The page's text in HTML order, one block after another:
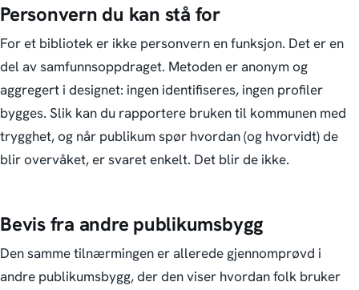
Personvern du kan stå for
For et bibliotek er ikke personvern en funksjon. Det er en
del av samfunnsoppdraget. Metoden er anonym og
aggregert i designet: ingen identifiseres, ingen profiler
bygges. Slik kan du rapportere bruken til kommunen med
trygghet, og når publikum spør hvordan (og hvorvidt) de
blir overvåket, er svaret enkelt. Det blir de ikke.
Bevis fra andre publikumsbygg
Den samme tilnærmingen er allerede gjennomprøvd i
andre publikumsbygg, der den viser hvordan folk bruker